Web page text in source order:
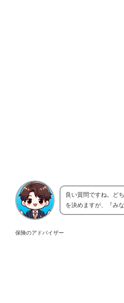
保険のアドバイザー
良い質問ですね。ど
を決めますが、『み